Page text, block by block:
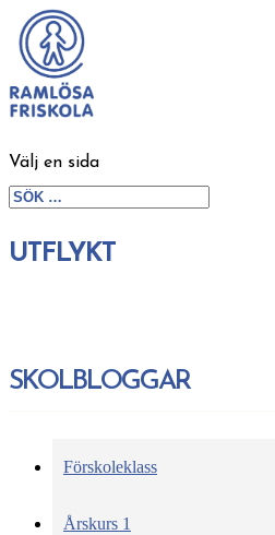
Välj en sida
UTFLYKT
SKOLBLOGGAR
Förskoleklass
Årskurs 1